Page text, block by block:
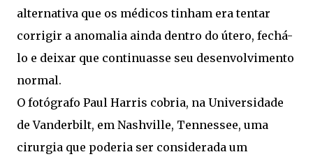
alternativa que os médicos tinham era tentar
corrigir a anomalia ainda dentro do útero, fechá-
lo e deixar que continuasse seu desenvolvimento
normal.
O fotógrafo Paul Harris cobria, na Universidade
de Vanderbilt, em Nashville, Tennessee, uma
cirurgia que poderia ser considerada um